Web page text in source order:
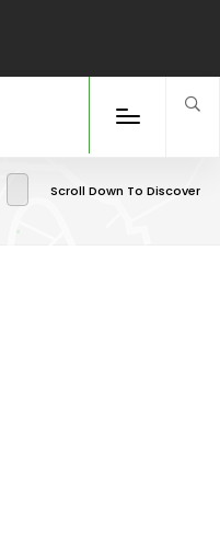
Scroll Down To Discover